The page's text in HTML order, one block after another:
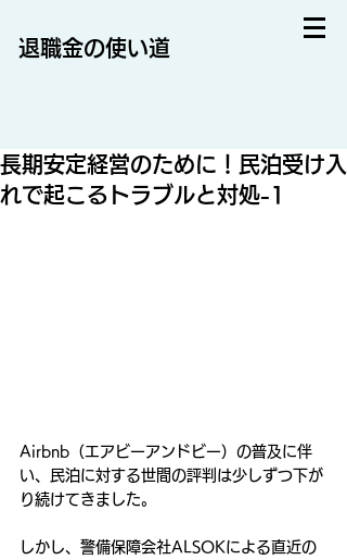
退職金の使い道
長期安定経営のために！民泊受け入
れで起こるトラブルと対処-1
Airbnb（エアビーアンドビー）の普及に伴
い、民泊に対する世間の評判は少しずつ下が
り続けてきました。
しかし、警備保障会社ALSOKによる直近の